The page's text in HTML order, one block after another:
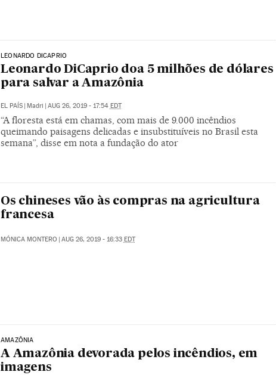
LEONARDO DICAPRIO
Leonardo DiCaprio doa 5 milhões de dólares
para salvar a Amazônia
EL PAÍS Madri AUG 26, 2019 - 17:54 EDT
“A floresta está em chamas, com mais de 9.000 incêndios
queimando paisagens delicadas e insubstituíveis no Brasil esta
semana”, disse em nota a fundação do ator
Os chineses vão às compras na agricultura
francesa
MÓNICA MONTERO AUG 26, 2019 - 16:33 EDT
AMAZÔNIA
A Amazônia devorada pelos incêndios, em
imagens